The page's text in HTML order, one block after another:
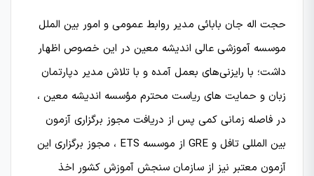
حجت اله جان بابائی مدیر روابط عمومی و امور بین الملل
موسسه آموزشی عالی اندیشه معین در این خصوص اظهار
داشت؛ با رایزنی‌های بعمل آمده و با تلاش مدیر دپارتمان
زبان و حمایت های ریاست محترم مؤسسه اندیشه معین ،
در فاصله زمانی کمی پس از دریافت مجوز برگزاری آزمون
بین المللی تافل و GRE از موسسه ETS ، مجوز برگزاری این
آزمون معتبر نیز از سازمان سنجش آموزش کشور اخذ